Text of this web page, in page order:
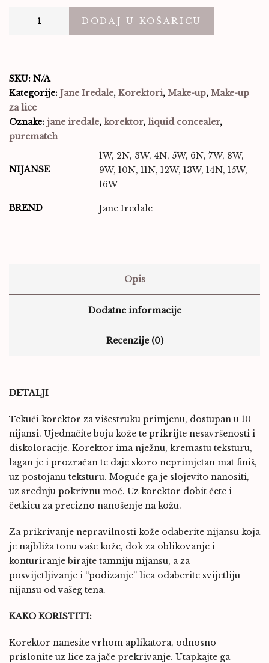
DODAJ U KOŠARICU
SKU: N/A
Kategorije: Jane Iredale, Korektori, Make-up, Make-up
za lice
Oznake: jane iredale, korektor, liquid concealer,
purematch
NIJANSE
1W, 2N, 3W, 4N, 5W, 6N, 7W, 8W,
9W, 10N, 11N, 12W, 13W, 14N, 15W,
16W
BREND Jane Iredale
Opis
Dodatne informacije
Recenzije (0)
DETALJI
Tekući korektor za višestruku primjenu, dostupan u 10
nijansi. Ujednačite boju kože te prikrijte nesavršenosti i
diskoloracije. Korektor ima nježnu, kremastu teksturu,
lagan je i prozračan te daje skoro neprimjetan mat finiš,
uz postojanu teksturu. Moguće ga je slojevito nanositi,
uz srednju pokrivnu moć. Uz korektor dobit ćete i
četkicu za precizno nanošenje na kožu.
Za prikrivanje nepravilnosti kože odaberite nijansu koja
je najbliža tonu vaše kože, dok za oblikovanje i
konturiranje birajte tamniju nijansu, a za
posvijetljivanje i “podizanje” lica odaberite svijetliju
nijansu od vašeg tena.
KAKO KORISTITI:
Korektor nanesite vrhom aplikatora, odnosno
prislonite uz lice za jače prekrivanje. Utapkajte ga